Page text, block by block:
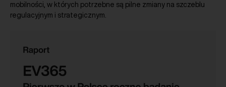
mobilności, w których potrzebne są pilne zmiany na szczeblu
regulacyjnym i strategicznym.